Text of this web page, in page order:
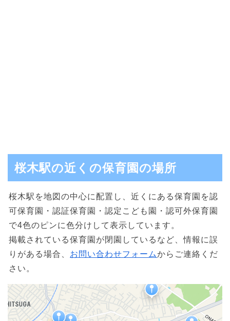
桜木駅の近くの保育園の場所
桜木駅を地図の中心に配置し、近くにある保育園を認
可保育園・認証保育園・認定こども園・認可外保育園
で4色のピンに色分けして表示しています。
掲載されている保育園が閉園しているなど、情報に誤
りがある場合、 お問い合わせフォームからご連絡くだ
さい。